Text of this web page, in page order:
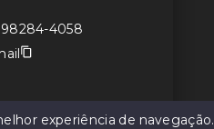
98284-4058
experiência de navegação.